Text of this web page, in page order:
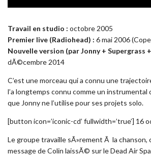
Travail en studio : octobre 2005
Premier live (Radiohead) : 6 mai 2006
Nouvelle version (par Jonny + Supergrass
dÃ©cembre 2014
C’est une morceau qui a connu une
l’a longtemps connu comme un instrumental
que Jonny ne l’utilise pour ses projets solo.
[button icon=’iconic-cd’ fullwidth=’true’] 16
Le groupe travaille sÃ»rement Ã la chanson,
message de Colin laissÃ© sur le Dead Air